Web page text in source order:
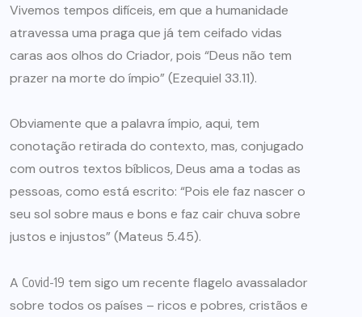
Vivemos tempos difíceis, em que a humanidade
atravessa uma praga que já tem ceifado vidas
caras aos olhos do Criador, pois “Deus não tem
prazer na morte do ímpio” (Ezequiel 33.11).
Obviamente que a palavra ímpio, aqui, tem
conotação retirada do contexto, mas, conjugado
com outros textos bíblicos, Deus ama a todas as
pessoas, como está escrito: “Pois ele faz nascer o
seu sol sobre maus e bons e faz cair chuva sobre
justos e injustos” (Mateus 5.45).
A Covid-19 tem sigo um recente flagelo avassalador
sobre todos os países – ricos e pobres, cristãos e